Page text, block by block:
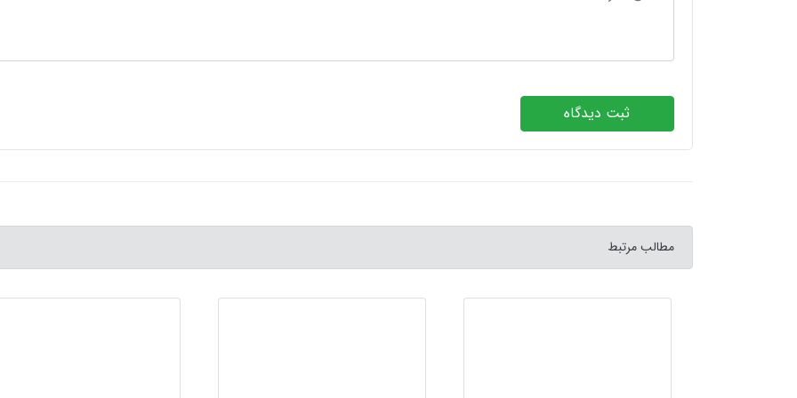
ثبت دیدگاه
مطالب مرتبط